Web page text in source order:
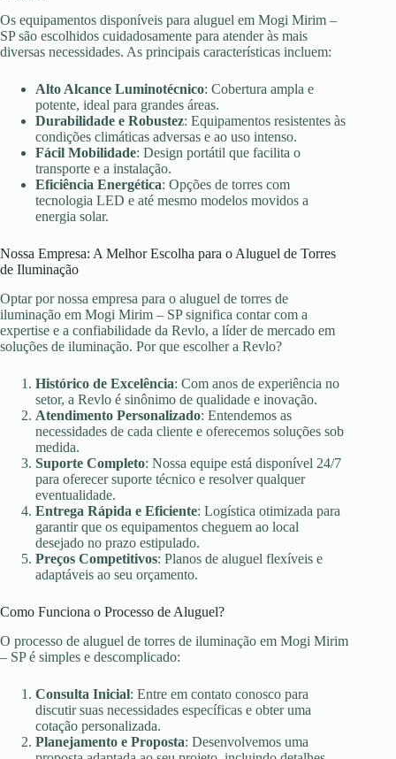
Os equipamentos disponíveis para aluguel em Mogi Mirim –
SP são escolhidos cuidadosamente para atender às mais
diversas necessidades. As principais características incluem:
Alto Alcance Luminotécnico: Cobertura ampla e
potente, ideal para grandes áreas.
Durabilidade e Robustez: Equipamentos resistentes às
condições climáticas adversas e ao uso intenso.
Fácil Mobilidade: Design portátil que facilita o
transporte e a instalação.
Eficiência Energética: Opções de torres com
tecnologia LED e até mesmo modelos movidos a
energia solar.
Nossa Empresa: A Melhor Escolha para o Aluguel de Torres
de Iluminação
Optar por nossa empresa para o aluguel de torres de
iluminação em Mogi Mirim – SP significa contar com a
expertise e a confiabilidade da Revlo, a líder de mercado em
soluções de iluminação. Por que escolher a Revlo?
Histórico de Excelência: Com anos de experiência no
setor, a Revlo é sinônimo de qualidade e inovação.
Atendimento Personalizado: Entendemos as
necessidades de cada cliente e oferecemos soluções sob
medida.
Suporte Completo: Nossa equipe está disponível 24/7
para oferecer suporte técnico e resolver qualquer
eventualidade.
Entrega Rápida e Eficiente: Logística otimizada para
garantir que os equipamentos cheguem ao local
desejado no prazo estipulado.
Preços Competitivos: Planos de aluguel flexíveis e
adaptáveis ao seu orçamento.
Como Funciona o Processo de Aluguel?
O processo de aluguel de torres de iluminação em Mogi Mirim
– SP é simples e descomplicado:
Consulta Inicial: Entre em contato conosco para
discutir suas necessidades específicas e obter uma
cotação personalizada.
Planejamento e Proposta: Desenvolvemos uma